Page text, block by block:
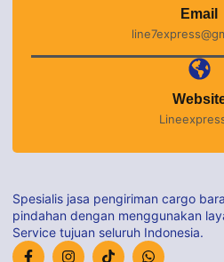
Email
Spesialis jasa pengiriman cargo
pindahan dengan menggunakan
Service tujuan seluruh Indonesia.